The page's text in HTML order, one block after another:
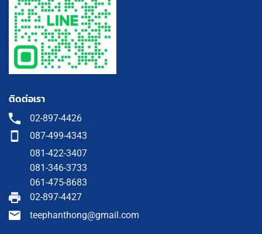
ติดต่อเรา
02-897-4426
087-499-4343
081-422-3407
081-346-3733
061-475-8683
02-897-4427
teephanthong@gmail.com